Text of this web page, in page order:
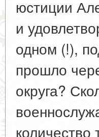
юстиции
и
одном (!),
прошло
округа?
количество